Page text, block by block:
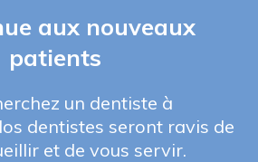
aux nouveaux
patients
un dentiste à
dentistes seront ravis de
et de vous servir.